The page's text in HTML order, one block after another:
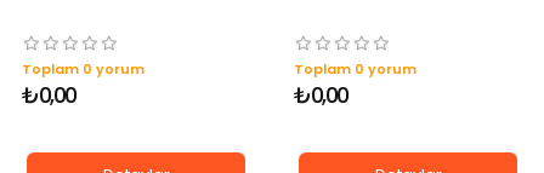
Toplam 0 yorum
₺0,00
Toplam 0 yorum
₺0,00